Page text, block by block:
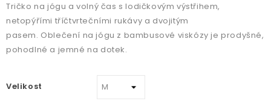
Tričko na jógu a volný čas s lodičkovým výstřihem,
netopýřími tříčtvrtečními rukávy a dvojitým
pasem. Oblečení na jógu z bambusové viskózy je prodyšné,
pohodlné a jemné na dotek.
Velikost